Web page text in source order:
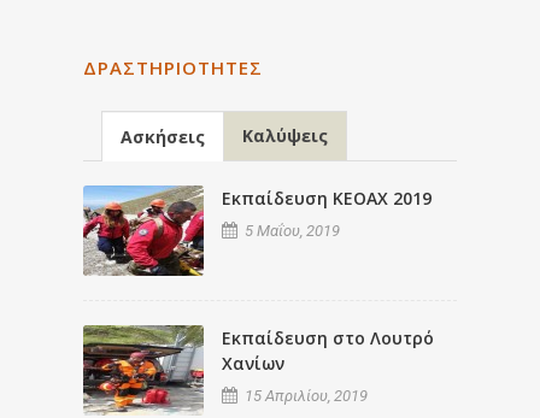
ΔΡΑΣΤΗΡΙΌΤΗΤΕΣ
Ασκήσεις Καλύψεις
Εκπαίδευση ΚΕΟΑΧ 2019
5 Μαΐου, 2019
Εκπαίδευση στο Λουτρό
Χανίων
15 Απριλίου, 2019